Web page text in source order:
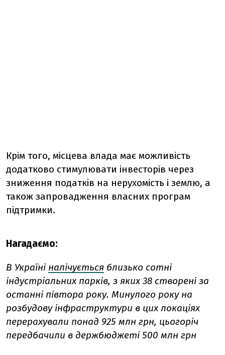
Крім того, місцева влада має можливість
додатково стимулювати інвесторів через
зниження податків на нерухомість і землю, а
також запровадження власних програм
підтримки.
Нагадаємо:
В Україні налічується близько сотні
індустріальних парків, з яких 38 створені за
останні півтора року. Минулого року на
розбудову інфраструктури в цих локаціях
перерахували понад 925 млн грн, цьогоріч
передбачили в держбюджеті 500 млн грн